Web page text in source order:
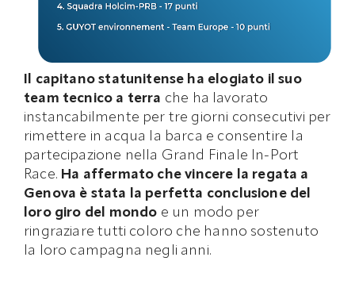
Il capitano statunitense ha elogiato il suo
team tecnico a terra che ha lavorato
instancabilmente per tre giorni consecutivi per
rimettere in acqua la barca e consentire la
partecipazione nella Grand Finale In-Port
Race. Ha affermato che vincere la regata a
Genova è stata la perfetta conclusione del
loro giro del mondo e un modo per
ringraziare tutti coloro che hanno sostenuto
la loro campagna negli anni.